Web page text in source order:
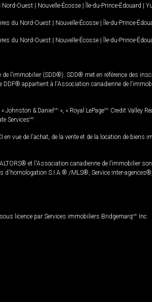
Nord-Ouest | Nouvelle-Écosse | Île-du-Prince-Édouard |
du Nord-Ouest | Nouvelle-Écosse | Île-du-Prince-
du Nord-Ouest | Nouvelle-Écosse | Île-du-Prince-
l’immobilier (SDD®). SDD® met en référence des
appartient à l'Association canadienne de
Johnston & Daniel MD », « Royal LePageMD Credit Valley
ServicesMD
vue de l'achat, de la vente et de la location de biens
et l'Association canadienne de l’immobilier
d'homologation S.I.A.® /MLS®, Service inter-
licence par Services immobiliers BridgemarqMD Inc.